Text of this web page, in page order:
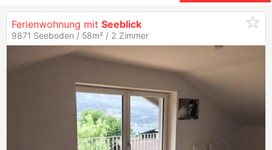
Ferienwohnung mit Seeblick
9871 Seeboden / 58m² / 2 Zimmer